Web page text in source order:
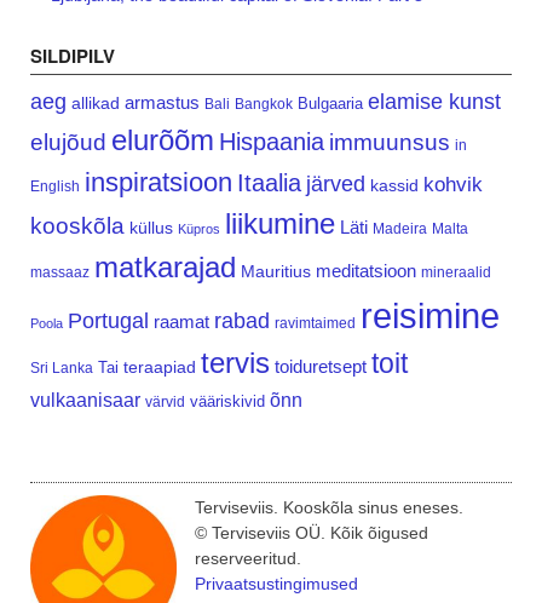
SILDIPILV
aeg allikad armastus Bali Bangkok Bulgaaria elamise kunst
elujõud elurõõm Hispaania immuunsus in
English inspiratsioon Itaalia järved kassid kohvik
kooskõla küllus Küpros liikumine Läti Madeira Malta
massaaz matkarajad Mauritius meditatsioon mineraalid
Poola Portugal raamat rabad ravimtaimed reisimine
Sri Lanka Tai teraapiad tervis toiduretsept toit
vulkaanisaar värvid vääriskivid õnn
Terviseviis. Kooskõla sinus eneses.
© Terviseviis OÜ. Kõik õigused
reserveeritud.
Privaatsustingimused